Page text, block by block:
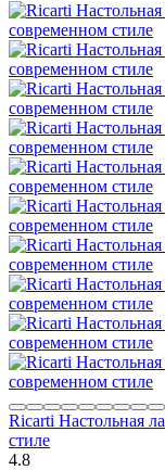
Ricarti Настольная
стиле
4.8